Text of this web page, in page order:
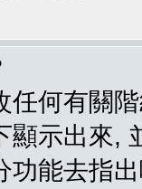
任何有關
顯示出來,
功能去指